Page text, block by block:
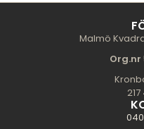
Malmö
Org.nr